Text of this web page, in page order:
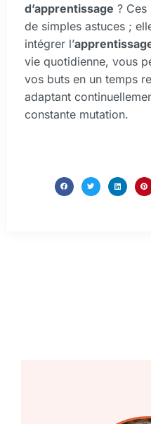
d’apprentissage ? Ces
de simples astuces ;
intégrer l’
vie quotidienne, vous
vos buts en un temps
adaptant
constante mutation.